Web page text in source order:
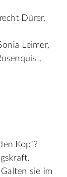
Dürer,
Leimer,
Kopf?
sie im